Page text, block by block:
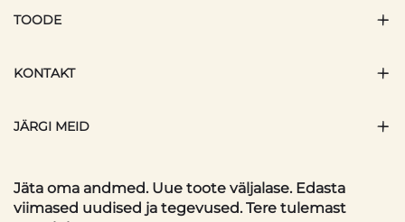
TOODE
KONTAKT
JÄRGI MEID
Jäta oma andmed. Uue toote väljalase. Edasta
viimased uudised ja tegevused. Tere tulemast